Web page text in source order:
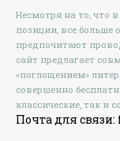
Несмотря на то, что
позиции, все
предпочитают
сайт предлагает
«поглощением»
совершенно
классические, так и
Почта для